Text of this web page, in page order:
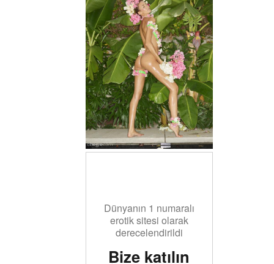
Dünyanın 1 numaralı
erotik sitesi olarak
derecelendirildi
Bize katılın